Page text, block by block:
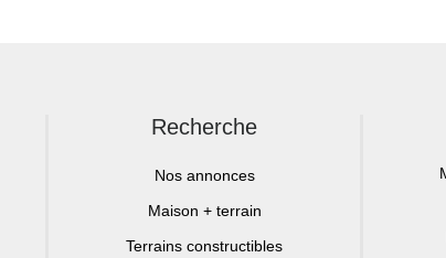
Recherche
Nos annonces
Maison + terrain
Terrains constructibles